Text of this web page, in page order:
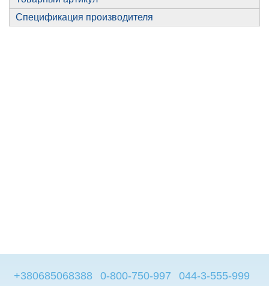
Спецификация производителя
+380685068388 0-800-750-997 044-3-555-999